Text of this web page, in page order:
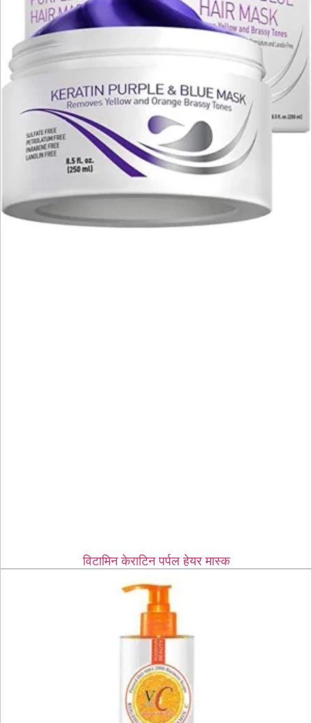
विटामिन केराटिन पर्पल हेयर मास्क